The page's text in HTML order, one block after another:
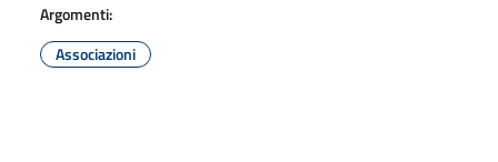
Argomenti:
Associazioni